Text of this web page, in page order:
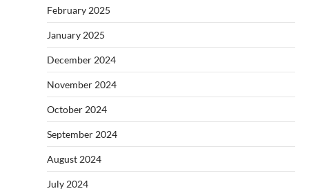
February 2025
January 2025
December 2024
November 2024
October 2024
September 2024
August 2024
July 2024